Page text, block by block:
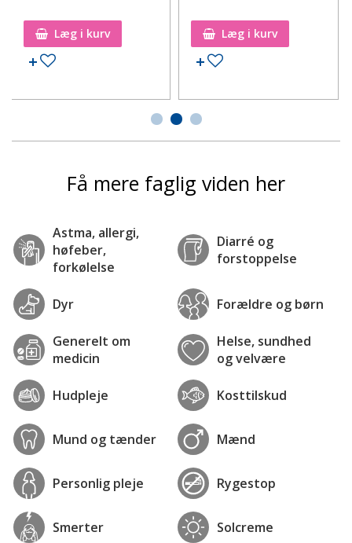
Læg i kurv
Tilføj til ønskeseddel
Læg i kurv
Tilføj til ønskeseddel
Få mere faglig viden her
Astma, allergi,
høfeber,
forkølelse
Diarré og
forstoppelse
Dyr Forældre og børn
Generelt om
medicin
Helse, sundhed
og velvære
Hudpleje Kosttilskud
Mund og tænder Mænd
Personlig pleje Rygestop
Smerter Solcreme